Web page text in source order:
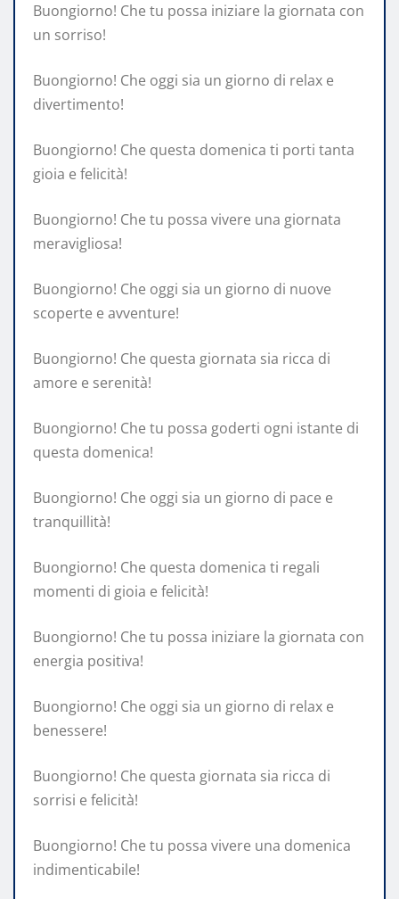
Buongiorno! Che tu possa iniziare la giornata con
un sorriso!
Buongiorno! Che oggi sia un giorno di relax e
divertimento!
Buongiorno! Che questa domenica ti porti tanta
gioia e felicità!
Buongiorno! Che tu possa vivere una giornata
meravigliosa!
Buongiorno! Che oggi sia un giorno di nuove
scoperte e avventure!
Buongiorno! Che questa giornata sia ricca di
amore e serenità!
Buongiorno! Che tu possa goderti ogni istante di
questa domenica!
Buongiorno! Che oggi sia un giorno di pace e
tranquillità!
Buongiorno! Che questa domenica ti regali
momenti di gioia e felicità!
Buongiorno! Che tu possa iniziare la giornata con
energia positiva!
Buongiorno! Che oggi sia un giorno di relax e
benessere!
Buongiorno! Che questa giornata sia ricca di
sorrisi e felicità!
Buongiorno! Che tu possa vivere una domenica
indimenticabile!